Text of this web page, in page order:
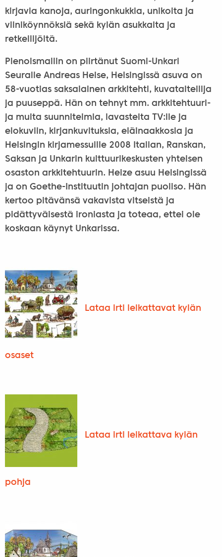
kirjavia kanoja, auringonkukkia, unikoita ja
viiniköynnöksiä sekä kylän asukkaita ja
retkeilijöitä.
Pienoismallin on piirtänut Suomi-Unkari
Seuralle Andreas Heise, Helsingissä asuva on
58-vuotias saksalainen arkkitehti, kuvataiteilija
ja puuseppä. Hän on tehnyt mm. arkkitehtuuri-
ja muita suunnitelmia, lavasteita TV:lle ja
elokuviin, kirjankuvituksia, eläinaakkosia ja
Helsingin kirjamessuille 2008 Italian, Ranskan,
Saksan ja Unkarin kulttuurikeskusten yhteisen
osaston arkkitehtuurin. Heize asuu Helsingissä
ja on Goethe-Instituutin johtajan puoliso. Hän
kertoo pitävänsä vakavista vitseistä ja
pidättyväisestä ironiasta ja toteaa, ettei ole
koskaan käynyt Unkarissa.
Lataa irti leikattavat kylän
osaset
Lataa irti leikattava kylän
pohja